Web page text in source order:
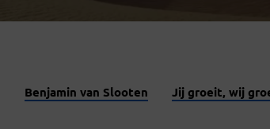
Benjamin van Slooten Jij groeit, wij